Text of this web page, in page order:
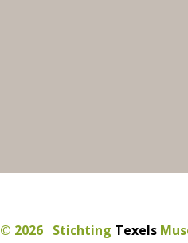
© 2026 Stichting Texels